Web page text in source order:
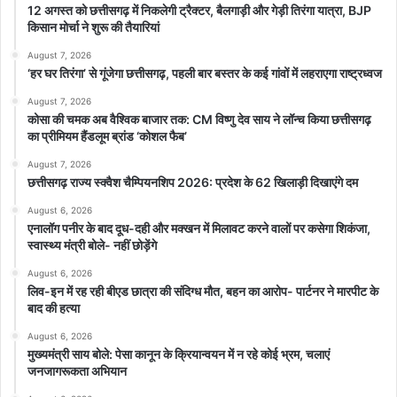
Surajpur
12 अगस्त को छत्तीसगढ़ में निकलेगी ट्रैक्टर, बैलगाड़ी और गेड़ी तिरंगा यात्रा, BJP
किसान मोर्चा ने शुरू की तैयारियां
August 7, 2026
‘हर घर तिरंगा’ से गूंजेगा छत्तीसगढ़, पहली बार बस्तर के कई गांवों में लहराएगा राष्ट्रध्वज
August 7, 2026
कोसा की चमक अब वैश्विक बाजार तक: CM विष्णु देव साय ने लॉन्च किया छत्तीसगढ़
का प्रीमियम हैंडलूम ब्रांड ‘कोशल फैब’
August 7, 2026
छत्तीसगढ़ राज्य स्क्वैश चैम्पियनशिप 2026: प्रदेश के 62 खिलाड़ी दिखाएंगे दम
August 6, 2026
एनालॉग पनीर के बाद दूध-दही और मक्खन में मिलावट करने वालों पर कसेगा शिकंजा,
स्वास्थ्य मंत्री बोले- नहीं छोड़ेंगे
August 6, 2026
लिव-इन में रह रही बीएड छात्रा की संदिग्ध मौत, बहन का आरोप- पार्टनर ने मारपीट के
बाद की हत्या
August 6, 2026
मुख्यमंत्री साय बोले: पेसा कानून के क्रियान्वयन में न रहे कोई भ्रम, चलाएं
जनजागरूकता अभियान